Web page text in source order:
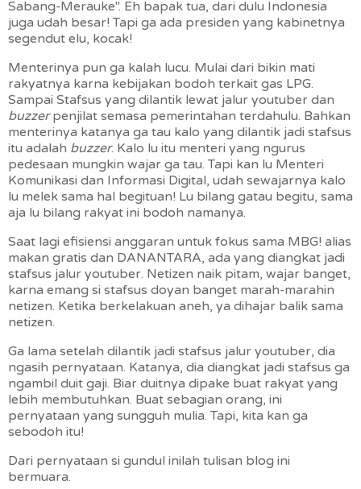
Sabang-Merauke". Eh bapak tua, dari dulu Indonesia
juga udah besar! Tapi ga ada presiden yang kabinetnya
segendut elu, kocak!
Menterinya pun ga kalah lucu. Mulai dari bikin mati
rakyatnya karna kebijakan bodoh terkait gas LPG.
Sampai Stafsus yang dilantik lewat jalur youtuber dan
buzzerpenjilat semasa pemerintahan terdahulu. Bahkan
menterinya katanya ga tau kalo yang dilantik jadi stafsus
itu adalah buzzer. Kalo lu itu menteri yang ngurus
pedesaan mungkin wajar ga tau. Tapi kan lu Menteri
Komunikasi dan Informasi Digital, udah sewajarnya kalo
lu melek sama hal begituan! Lu bilang gatau begitu, sama
aja lu bilang rakyat ini bodoh namanya.
Saat lagi efisiensi anggaran untuk fokus sama MBG! alias
makan gratis dan DANANTARA, ada yang diangkat jadi
stafsus jalur youtuber. Netizen naik pitam, wajar banget,
karna emang si stafsus doyan banget marah-marahin
netizen. Ketika berkelakuan aneh, ya dihajar balik sama
netizen.
Ga lama setelah dilantik jadi stafsus jalur youtuber, dia
ngasih pernyataan. Katanya, dia diangkat jadi stafsus ga
ngambil duit gaji. Biar duitnya dipake buat rakyat yang
lebih membutuhkan. Buat sebagian orang, ini
pernyataan yang sungguh mulia. Tapi, kita kan ga
sebodoh itu!
Dari pernyataan si gundul inilah tulisan blog ini
bermuara.